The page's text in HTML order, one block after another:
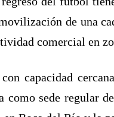
de una
comercial en
capacidad
como sede regular